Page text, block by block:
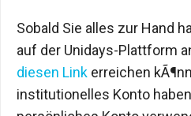
Sobald Sie alles zur Hand
auf der Unidays-Plattform
diesen Link erreichen
institutionelles Konto